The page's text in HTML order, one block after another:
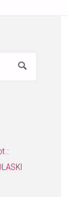
SZUKAJ